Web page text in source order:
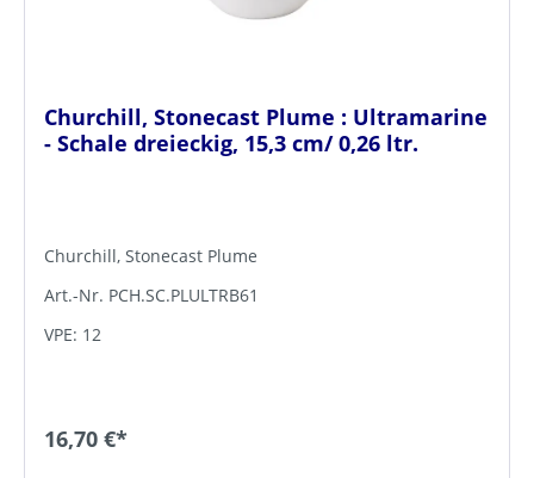
Churchill, Stonecast Plume : Ultramarine
- Schale dreieckig, 15,3 cm/ 0,26 ltr.
Churchill, Stonecast Plume
Art.-Nr. PCH.SC.PLULTRB61
VPE: 12
16,70 €*